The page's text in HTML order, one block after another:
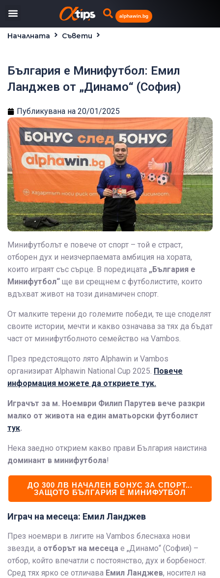
alphawin.bg
Началната
Съвети
България е Минифутбол: Емил
Ланджев от „Динамо“ (София)
Публикувана на 20/01/2025
Минифутболът е повече от спорт – той е страст,
отборен дух и неизчерпаемата амбиция на хората,
които играят със сърце. В поредицата „България е
Минифутбол“ ще ви срещнем с футболистите, които
вдъхват живот на този динамичен спорт.
От малките терени до големите победи, те ще споделят
своите истории, мечти и какво означава за тях да бъдат
част от минифутболното семейство на Vambos.
През предстоящото лято Alphawin и Vambos
организират Alphawin National Cup 2025. Повече
информация можете да откриете тук.
Играчът за м. Ноември Филип Парутев вече разкри
малко от живота на един аматьорски футболист
тук.
Нека заедно открием какво прави България наистина
доминант в минифутбола!
ДО 300 ЛВ НАЧАЛЕН БОНУС ЗА СПОРТ...
ЗАЩОТО БЪЛГАРИЯ Е МИНИФУТБОЛ
Играч на месеца: Емил Ланджев
През ноември в лигите на Vambos блеснаха нови
звезди, а отборът на месеца е „Динамо“ (София) –
отбор, който впечатли с постоянство, дух и борбеност.
Сред тях ярко се отличава Емил Ланджев, носител на